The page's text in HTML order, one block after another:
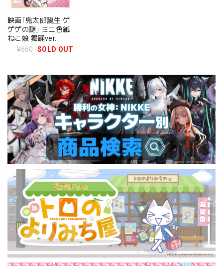
映画｢鬼太郎誕生 ゲ
ゲゲの謎｣ ミニ色紙
ねこ娘 舞踊ver.
¥660
SOLD OUT